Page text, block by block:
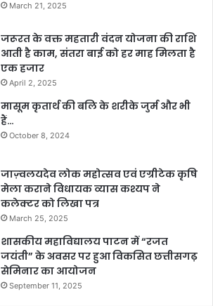
March 21, 2025
जरूरत के वक्त महतारी वंदन योजना की राशि
आती है काम, संतरा बाई को हर माह मिलता है
एक हजार
April 2, 2025
मासूम कृतार्थ की बलि के शरीके जुर्म और भी
हैं…
October 8, 2024
जाज़्वलयदेव लोक महोत्सव एवं एग्रीटेक कृषि
मेला कराने विधायक व्यास कश्यप ने
कलेक्टर को लिखा पत्र
March 25, 2025
शासकीय महाविद्यालय पाटन में “रजत
जयंती” के अवसर पर हुआ विकसित छत्तीसगढ़
सेमिनार का आयोजन
September 11, 2025